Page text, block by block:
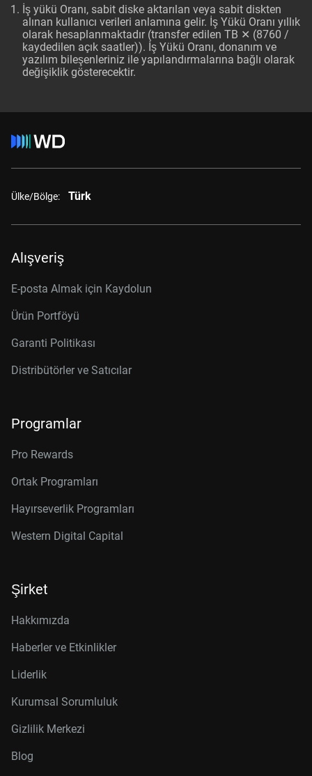
İş yükü Oranı, sabit diske aktarılan veya sabit diskten
alınan kullanıcı verileri anlamına gelir. İş Yükü Oranı yıllık
olarak hesaplanmaktadır (transfer edilen TB ✕ (8760 /
kaydedilen açık saatler)). İş Yükü Oranı, donanım ve
yazılım bileşenleriniz ile yapılandırmalarına bağlı olarak
değişiklik gösterecektir.
Ülke/Bölge: Türk
Alışveriş
E-posta Almak için Kaydolun
Ürün Portföyü
Garanti Politikası
Distribütörler ve Satıcılar
Programlar
Pro Rewards
Ortak Programları
Hayırseverlik Programları
Western Digital Capital
Şirket
Hakkımızda
Haberler ve Etkinlikler
Liderlik
Kurumsal Sorumluluk
Gizlilik Merkezi
Blog